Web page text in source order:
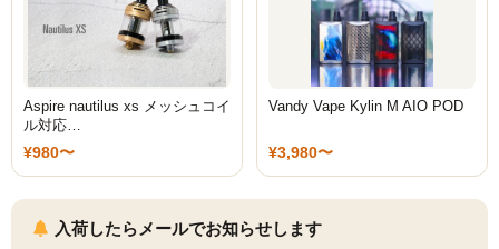
Aspire nautilus xs メッシュコイ
ル対応…
¥980〜
Vandy Vape Kylin M AIO POD
¥3,980〜
入荷したらメールでお知らせします